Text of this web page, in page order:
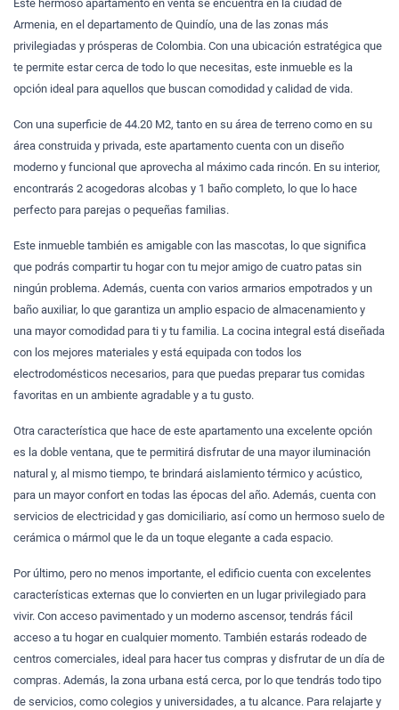
Este hermoso apartamento en venta se encuentra en la ciudad de
Armenia, en el departamento de Quindío, una de las zonas más
privilegiadas y prósperas de Colombia. Con una ubicación estratégica que
te permite estar cerca de todo lo que necesitas, este inmueble es la
opción ideal para aquellos que buscan comodidad y calidad de vida.
Con una superficie de 44.20 M2, tanto en su área de terreno como en su
área construida y privada, este apartamento cuenta con un diseño
moderno y funcional que aprovecha al máximo cada rincón. En su interior,
encontrarás 2 acogedoras alcobas y 1 baño completo, lo que lo hace
perfecto para parejas o pequeñas familias.
Este inmueble también es amigable con las mascotas, lo que significa
que podrás compartir tu hogar con tu mejor amigo de cuatro patas sin
ningún problema. Además, cuenta con varios armarios empotrados y un
baño auxiliar, lo que garantiza un amplio espacio de almacenamiento y
una mayor comodidad para ti y tu familia. La cocina integral está diseñada
con los mejores materiales y está equipada con todos los
electrodomésticos necesarios, para que puedas preparar tus comidas
favoritas en un ambiente agradable y a tu gusto.
Otra característica que hace de este apartamento una excelente opción
es la doble ventana, que te permitirá disfrutar de una mayor iluminación
natural y, al mismo tiempo, te brindará aislamiento térmico y acústico,
para un mayor confort en todas las épocas del año. Además, cuenta con
servicios de electricidad y gas domiciliario, así como un hermoso suelo de
cerámica o mármol que le da un toque elegante a cada espacio.
Por último, pero no menos importante, el edificio cuenta con excelentes
características externas que lo convierten en un lugar privilegiado para
vivir. Con acceso pavimentado y un moderno ascensor, tendrás fácil
acceso a tu hogar en cualquier momento. También estarás rodeado de
centros comerciales, ideal para hacer tus compras y disfrutar de un día de
compras. Además, la zona urbana está cerca, por lo que tendrás todo tipo
de servicios, como colegios y universidades, a tu alcance. Para relajarte y